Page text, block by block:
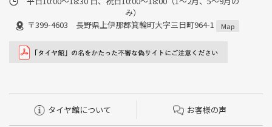
み）
〒399-4603 長野県上伊那郡箕輪町大字三日町964-1
Map
タイヤ館について お客様の声